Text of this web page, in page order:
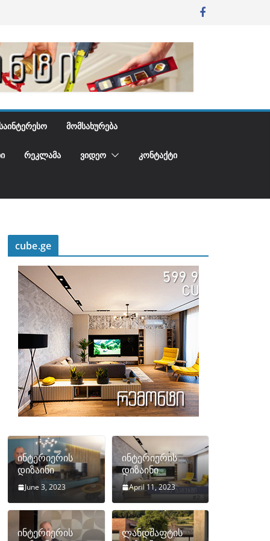
ᲡᲐᲘᲜᲢᲔᲠᲔᲡᲝ ᲛᲝᲛᲡᲐᲮᲣᲠᲔᲑᲐ
ᲠᲔᲙᲚᲐᲛᲐ ᲕᲘᲓᲔᲝ ᲙᲝᲜᲢᲐᲥᲢᲘ
cube.ge
ინტერიერის
დიზაინი
June 3, 2023
ინტერიერის
დიზაინი
April 11, 2023
ინტერიერის
ლანდშაფტის